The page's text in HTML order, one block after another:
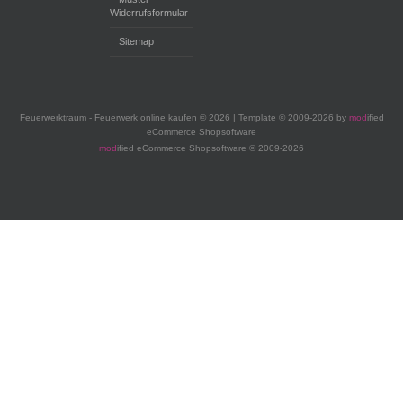
Widerrufsformular
Sitemap
Feuerwerktraum - Feuerwerk online kaufen © 2026 | Template © 2009-2026 by modified
eCommerce Shopsoftware
modified eCommerce Shopsoftware © 2009-2026